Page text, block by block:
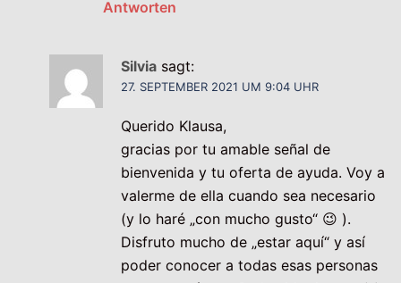
Antworten
Silvia sagt:
27. SEPTEMBER 2021 UM 9:04 UHR
Querido Klausa,
gracias por tu amable señal de
bienvenida y tu oferta de ayuda. Voy a
valerme de ella cuando sea necesario
(y lo haré „con mucho gusto“ 😉 ).
Disfruto mucho de „estar aquí“ y así
poder conocer a todas esas personas